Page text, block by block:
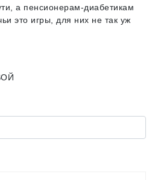
а пенсионерам-диабетикам
это игры, для них не так уж